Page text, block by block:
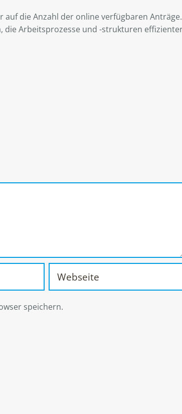
die Anzahl der online verfügbaren Anträge.
die Arbeitsprozesse und -strukturen
speichern.